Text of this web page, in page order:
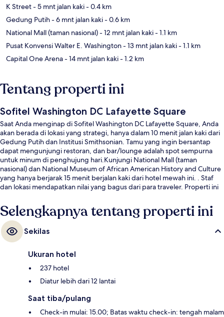
K Street- 5 mnt jalan kaki- 0.4 km
Gedung Putih- 6 mnt jalan kaki- 0.6 km
National Mall (taman nasional)- 12 mnt jalan kaki- 1.1 km
Pusat Konvensi Walter E. Washington- 13 mnt jalan kaki- 1.1 km
Capital One Arena- 14 mnt jalan kaki- 1.2 km
Tentang properti ini
Sofitel Washington DC Lafayette Square
Saat Anda menginap di Sofitel Washington DC Lafayette Square, Anda
akan berada di lokasi yang strategi, hanya dalam 10 menit jalan kaki dari
Gedung Putih dan Institusi Smithsonian. Tamu yang ingin bersantap
dapat mengunjungi restoran, dan bar/lounge adalah spot sempurna
untuk minum di penghujung hari.Kunjungi National Mall (taman
nasional) dan National Museum of African American History and Culture
yang hanya berjarak 15 menit berjalan kaki dari hotel mewah ini. . Staf
dan lokasi mendapatkan nilai yang bagus dari para traveler. Properti ini
berjarak 3 menit dan Stasiun Farragut West berjarak 7 menit.
Selengkapnya tentang properti ini
Sekilas
Ukuran hotel
237 hotel
Diatur lebih dari 12 lantai
Saat tiba/pulang
Check-in mulai: 15.00; Batas waktu check-in: tengah malam